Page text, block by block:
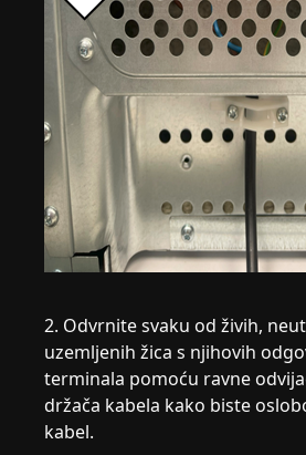
2. Odvrnite svaku od živih,
uzemljenih žica s njihovih
terminala pomoću ravne
držača kabela kako biste
kabel.